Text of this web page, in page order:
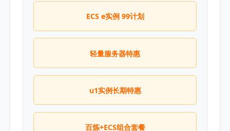
ECS e实例 99计划
轻量服务器特惠
u1实例长期特惠
百炼+ECS组合套餐